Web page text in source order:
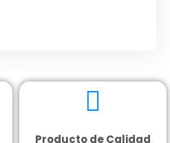
Producto de Calidad